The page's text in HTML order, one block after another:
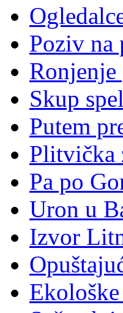
Poziv na
Skup
Putem
Plitvička
Pa po
Uron u
Izvor